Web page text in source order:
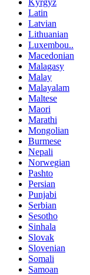
Latin
Latvian
Lithuanian
Luxembou..
Macedonian
Malagasy
Malay
Malayalam
Maltese
Maori
Marathi
Mongolian
Burmese
Nepali
Norwegian
Pashto
Persian
Punjabi
Serbian
Sesotho
Sinhala
Slovak
Slovenian
Somali
Samoan